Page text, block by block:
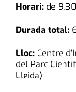
Horari: de
Durada total:
Lloc: Centre
del Parc
Lleida)